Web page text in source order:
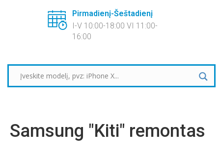
Pirmadienį-Šeštadienį
I-V 10:00-18:00 VI 11:00-
16:00
Samsung "Kiti" remontas